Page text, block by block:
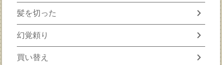
髪を切った chevron_right
幻覚頼り chevron_right
買い替え chevron_right